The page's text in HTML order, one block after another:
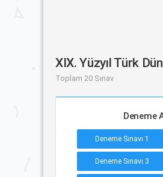
XIX. Yüzyıl Türk
Toplam 20 Sınav
Deneme
Deneme Sınavı 1
Deneme Sınavı 3